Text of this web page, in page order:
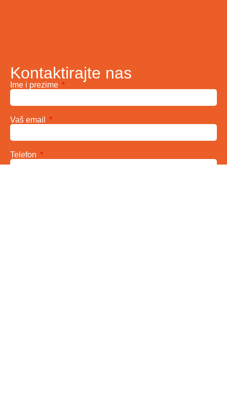
Kontaktirajte nas
Ime i prezime
Vaš email
Telefon